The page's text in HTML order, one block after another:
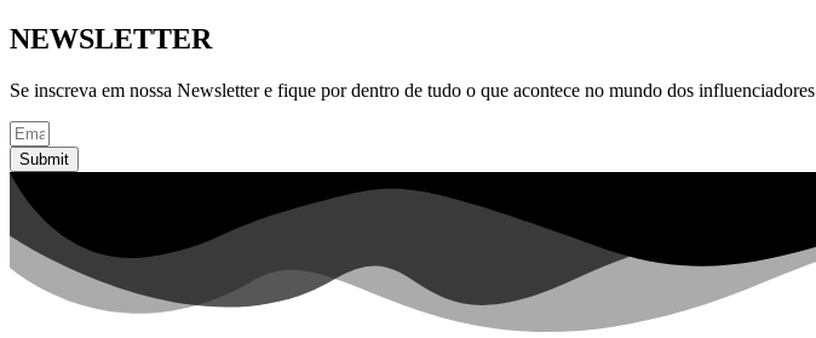
NEWSLETTER
Se inscreva em nossa Newsletter e fique por dentro de tudo o que acontece no mundo dos influenciadores
Submit